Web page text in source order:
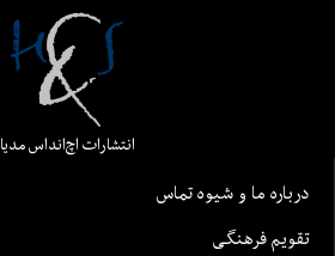
انتشارات اچ‌اند‌اس مدیا
درباره ما و شیوه تماس
تقویم فرهنگی